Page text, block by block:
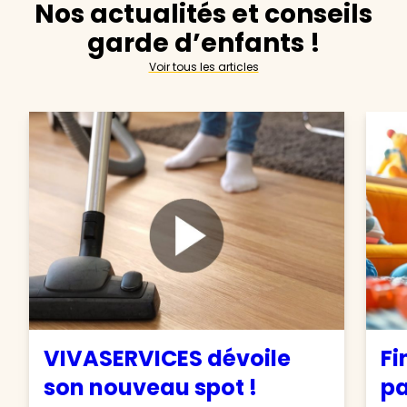
Nos actualités et conseils
garde d’enfants !
Voir tous les articles
VIVASERVICES dévoile
son nouveau spot !